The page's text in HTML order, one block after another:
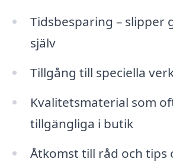
Tidsbesparing – slipper
själv
Tillgång till speciella
Kvalitetsmaterial som
tillgängliga i butik
Åtkomst till råd och tips